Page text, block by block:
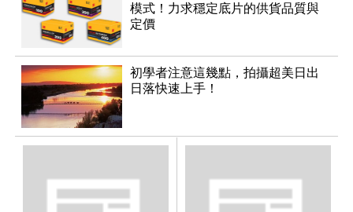
模式！力求穩定底片的供貨品質與
定價
初學者注意這幾點，拍攝超美日出
日落快速上手！